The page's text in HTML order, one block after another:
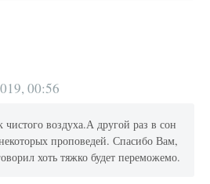
00:56
воздуха.А другой раз в сон
проповедей. Спасибо Вам,
хоть тяжко будет переможемо.